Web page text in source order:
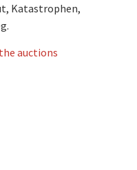
Katastrophen,
auctions